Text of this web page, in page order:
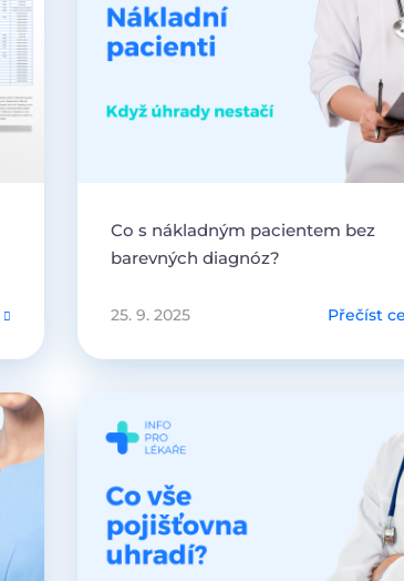
Co s nákladným pacientem bez
barevných diagnóz?
25. 9. 2025 Přečíst